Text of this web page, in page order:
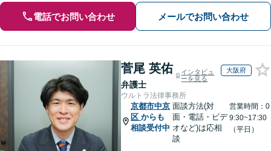
電話でお問い合わせ メールでお問い合わせ
菅尾 英佑
弁護士
インタビュ
ーを見る
大阪府
ウルトラ法律事務所
京都市中京
区 からも
相談受付中
面談方法(対
面・電話・ビデ
オなど)は応相
談
営業時間：0
9:30~17:30
（平日）